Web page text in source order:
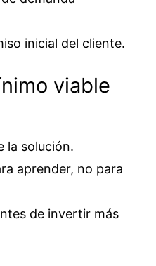
inicial del cliente.
viable
la solución.
aprender, no para
de invertir más